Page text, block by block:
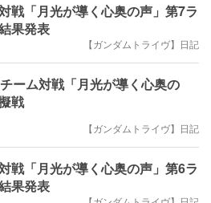
戦「月光が導く心奥の声」第7ラ
果発表
【ガンダムトライヴ】日記
ーム対戦「月光が導く心奥の
戦
【ガンダムトライヴ】日記
戦「月光が導く心奥の声」第6ラ
果発表